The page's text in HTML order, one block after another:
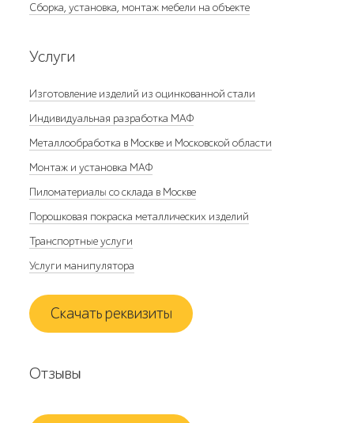
Сборка, установка, монтаж мебели на объекте
Услуги
Изготовление изделий из оцинкованной стали
Индивидуальная разработка МАФ
Металлообработка в Москве и Московской области
Монтаж и установка МАФ
Пиломатериалы со склада в Москве
Порошковая покраска металлических изделий
Транспортные услуги
Услуги манипулятора
Скачать реквизиты
Отзывы